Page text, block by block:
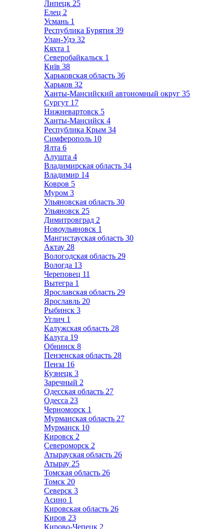
Липецк 25
Елец 2
Усмань 1
Республика Бурятия 39
Улан-Удэ 32
Кяхта 1
Северобайкальск 1
Київ 38
Харьковская область 36
Харьков 32
Ханты-Мансийский автономный округ 35
Сургут 17
Нижневартовск 5
Ханты-Мансийск 4
Республика Крым 34
Симферополь 10
Ялта 6
Алушта 4
Владимирская область 34
Владимир 14
Ковров 5
Муром 3
Ульяновская область 30
Ульяновск 25
Димитровград 2
Новоульяновск 1
Мангистауская область 30
Актау 28
Вологодская область 29
Вологда 13
Череповец 11
Вытегра 1
Ярославская область 29
Ярославль 20
Рыбинск 3
Углич 1
Калужская область 28
Калуга 19
Обнинск 8
Пензенская область 28
Пенза 16
Кузнецк 3
Заречный 2
Одесская область 27
Одесса 23
Черноморск 1
Мурманская область 27
Мурманск 10
Кировск 2
Североморск 2
Атырауская область 26
Атырау 25
Томская область 26
Томск 20
Северск 3
Асино 1
Кировская область 26
Киров 23
Кирово-Чепецк 2